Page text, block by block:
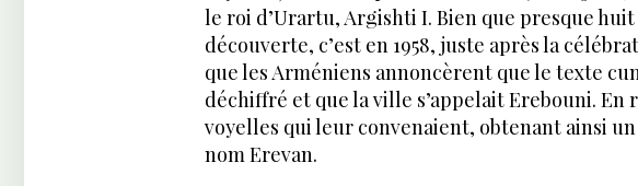
le roi d’Urartu, Argishti I. Bien que presque
découverte, c’est en 1958, juste après la
que les Arméniens annoncèrent que le texte
déchiffré et que la ville s’appelait Erebouni.
voyelles qui leur convenaient, obtenant ainsi
nom Erevan.